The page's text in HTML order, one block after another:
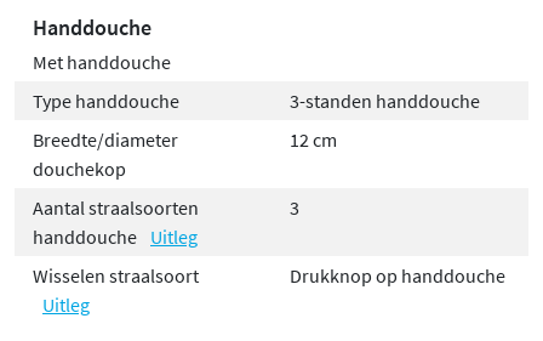
Handdouche
Met handdouche
Type handdouche
3-standen handdouche
Breedte/diameter
douchekop
12 cm
Aantal straalsoorten
handdouche Uitleg
3
Wisselen straalsoort
Uitleg
Drukknop op handdouche